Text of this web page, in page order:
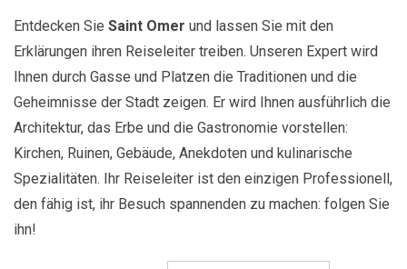
Entdecken Sie Saint Omer und lassen Sie mit den
Erklärungen ihren Reiseleiter treiben. Unseren Expert wird
Ihnen durch Gasse und Platzen die Traditionen und die
Geheimnisse der Stadt zeigen. Er wird Ihnen ausführlich die
Architektur, das Erbe und die Gastronomie vorstellen:
Kirchen, Ruinen, Gebäude, Anekdoten und kulinarische
Spezialitäten. Ihr Reiseleiter ist den einzigen Professionell,
den fähig ist, ihr Besuch spannenden zu machen: folgen Sie
ihn!